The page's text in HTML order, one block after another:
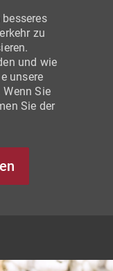
zu
und wie
unsere
Sie
Sie der